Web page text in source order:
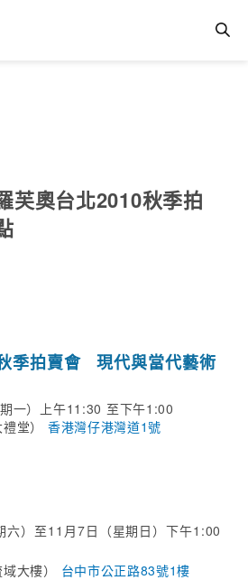
芙奧台北2010秋季拍
季拍賣會 現代與當代藝術
一）上午11:30 至下午1:00
堂） 香港灣仔港灣道1號
）至11月7日（星期日）下午1:00
大樓） 台中市公正路83號1樓